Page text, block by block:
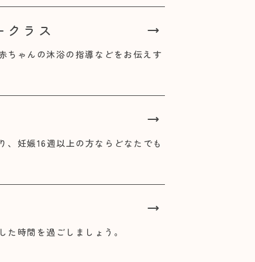
クラス
ちゃんの沐浴の指導などをお伝えす
、妊娠16週以上の方ならどなたでも
時間を過ごしましょう。